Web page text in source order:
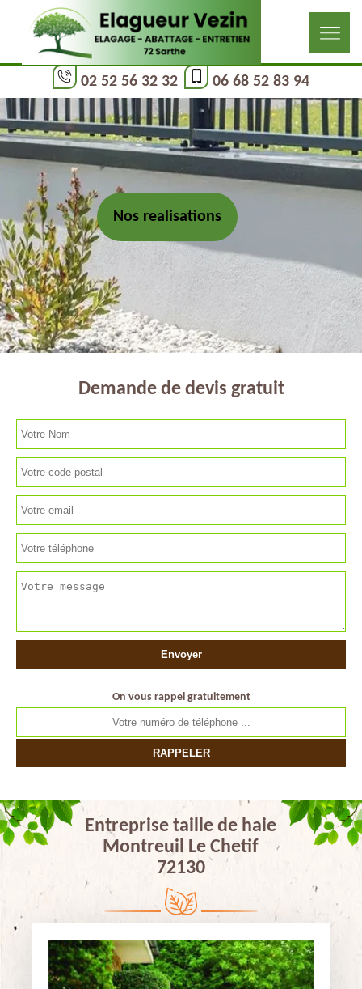
02 52 56 32 32 06 68 52 83 94
Nos realisations
Demande de devis gratuit
On vous rappel gratuitement
Entreprise taille de haie
Montreuil Le Chetif
72130